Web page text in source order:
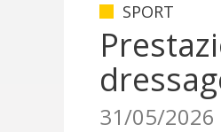
SPORT
31/05/2026